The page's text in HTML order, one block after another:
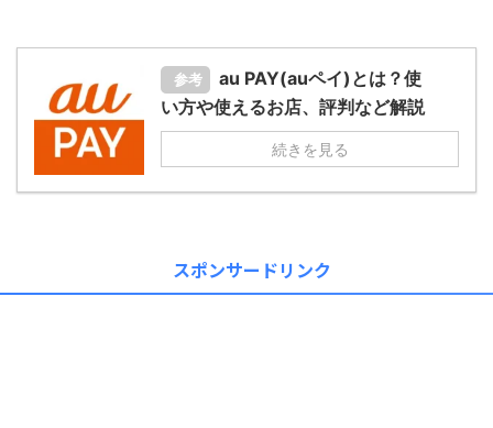
参考
au PAY(auペイ)とは？使
い方や使えるお店、評判など解説
続きを見る
スポンサードリンク